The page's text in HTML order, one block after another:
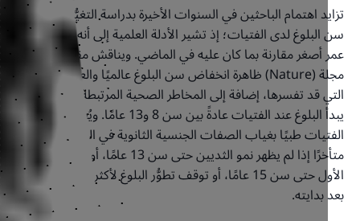
اهتمام الباحثين في السنوات الأخيرة بدراسة التغيُّر الذي طرأ على
لدى الفتيات؛ إذ تشير الأدلة العلمية إلى أنه أصبح يحدث في
مقارنة بما كان عليه في الماضي. ويناقش مقال حديث في
مجلة (Nature) ظاهرة انخفاض سن البلوغ عالميًا والعوامل المحتملة
قد تفسرها، إضافة إلى المخاطر الصحية المرتبطة بها.
يبدأ البلوغ عند الفتيات عادةً بين سن 8 و13 عامًا. ويُعرَّف تأخر البلوغ عند
طبيًا بغياب الصفات الجنسية الثانوية في العمر المتوقع. ويُعدُّ
متأخرًا إذا لم يظهر نمو الثديين حتى سن 13 عامًا، أو لا يحدث الطمث
الأول حتى سن 15 عامًا، أو توقف تطوُّر البلوغ لأكثر من خمس سنوات